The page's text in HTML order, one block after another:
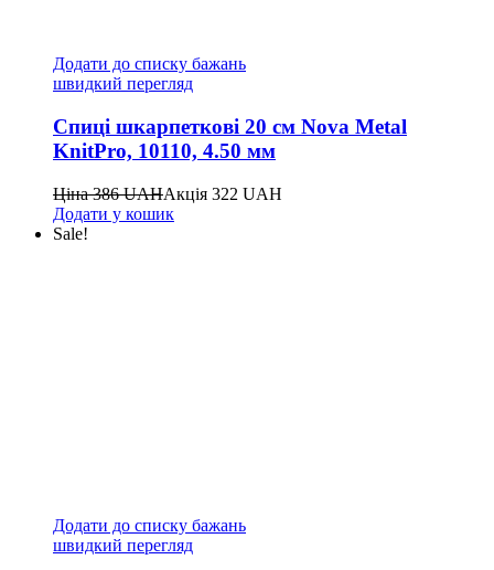
Додати до списку бажань
швидкий перегляд
Спиці шкарпеткові 20 см Nova Metal
KnitPro, 10110, 4.50 мм
Ціна386UAHАкція 322 UAH
Додати у кошик
Sale!
Додати до списку бажань
швидкий перегляд